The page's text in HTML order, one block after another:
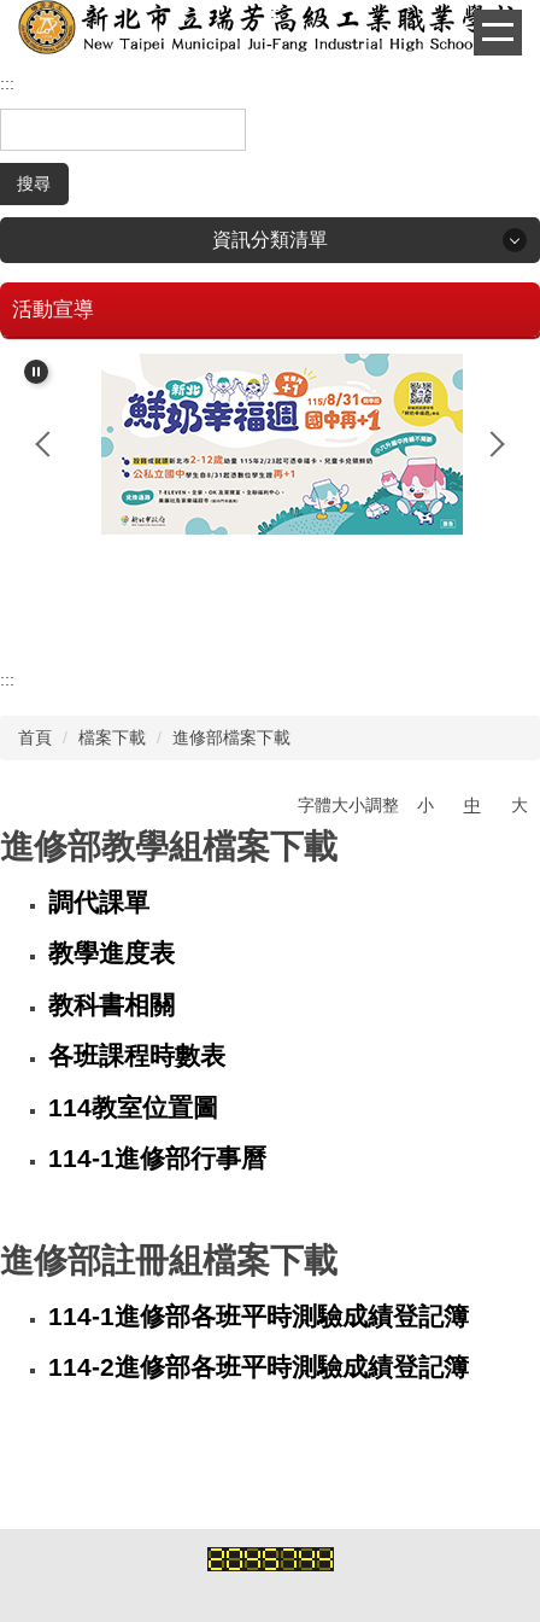
跳
到
要
區
:::
:::
搜尋
資訊分類清單
回首頁
學生和家長專區
招生專區
其他單位
請購系統
活動宣導
:::
首頁 檔案下載 進修部檔案下載
字體大小調整 小 中 大
進修部教學組檔案下載
調代課單
教學進度表
教科書相關
各班課程時數表
114教室位置圖
114-1進修部行事曆
進修部註冊組檔案下載
114-1進修部各班平時測驗成績登記簿
114-2進修部各班平時測驗成績登記簿